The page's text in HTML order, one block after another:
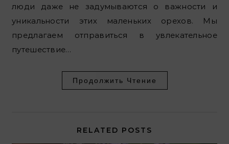
люди даже не задумываются о важности и
уникальности этих маленьких орехов. Мы
предлагаем отправиться в увлекательное
путешествие…
Продолжить Чтение
RELATED POSTS